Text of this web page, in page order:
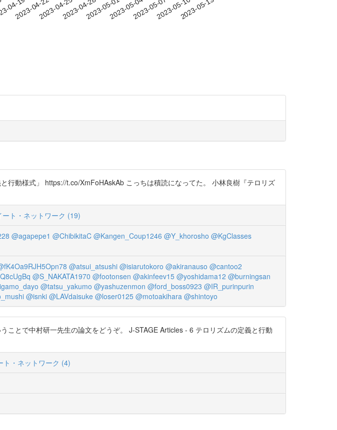
04-19
2023-04-222023-04-252023-04-282023-05-012023-05-042023-05-072023-05-102023-05-13
行動様式」 https://t.co/XmFoHAskAb こっちは積読になってた。 小林良樹『テロリズ
ート・ネットワーク (19)
@agapepe1 @ChibikitaC @Kangen_Coup1246 @Y_khorosho @KgClasses
@atsui_atsushi @isiarutokoro @akiranauso @cantoo2
@S_NAKATA1970 @footonsen @akinfeev15 @yoshidama12 @burningsan
@tatsu_yakumo @yashuzenmon @ford_boss0923 @IR_purinpurin
@isnki @LAVdaisuke @loser0125 @motoakihara @shintoyo
ことで中村研一先生の論文をどうぞ。 J-STAGE Articles - 6 テロリズムの定義と行動
ト・ネットワーク (4)